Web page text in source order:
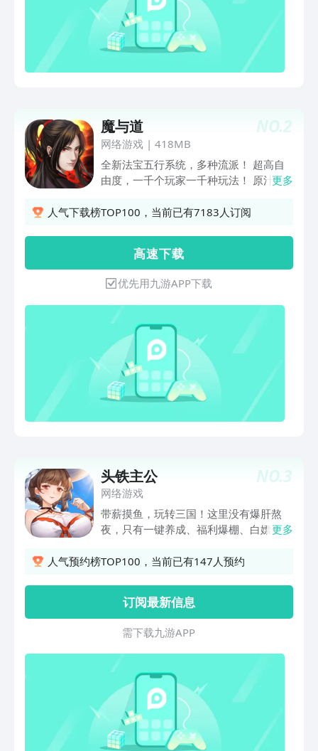
NO.2
魔与道
网络游戏| 418MB
全新法宝五行系统，多种流派！ 超高自
由度，一千个玩家一千种玩法！ 原汁原
抽，没有首充，副本爆装，装备打造，就
更多
人气下载榜TOP100，当前已有7183人订阅
高 速 下 载
优先用九游APP下载
NO.3
头铁主公
网络游戏
带薪摸鱼，玩转三国！这里没有爆肝熬
夜，只有一键养成、福利爆棚、白嫖金
牌，炫酷狂霸拽的战斗大招；精美潮流画
雄啊，就决定是你了！用逆天气运和战力
终结乱世，登上帝王宝座吧！
更多
人气预约榜TOP100，当前已有147人预约
订阅最新信息
需 下 载 九 游 A P P